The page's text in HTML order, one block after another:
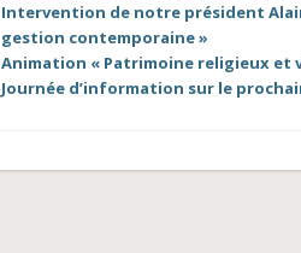
Intervention de notre président
gestion contemporaine »
Animation « Patrimoine religieux et
Journée d’information sur le